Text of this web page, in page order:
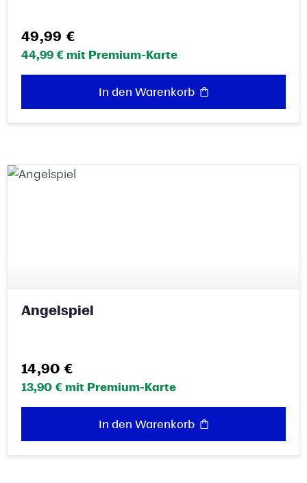
Regulärer Preis:
49,99 €
44,99 € mit Premium-Karte
In den Warenkorb
Angelspiel
Regulärer Preis:
14,90 €
13,90 € mit Premium-Karte
In den Warenkorb